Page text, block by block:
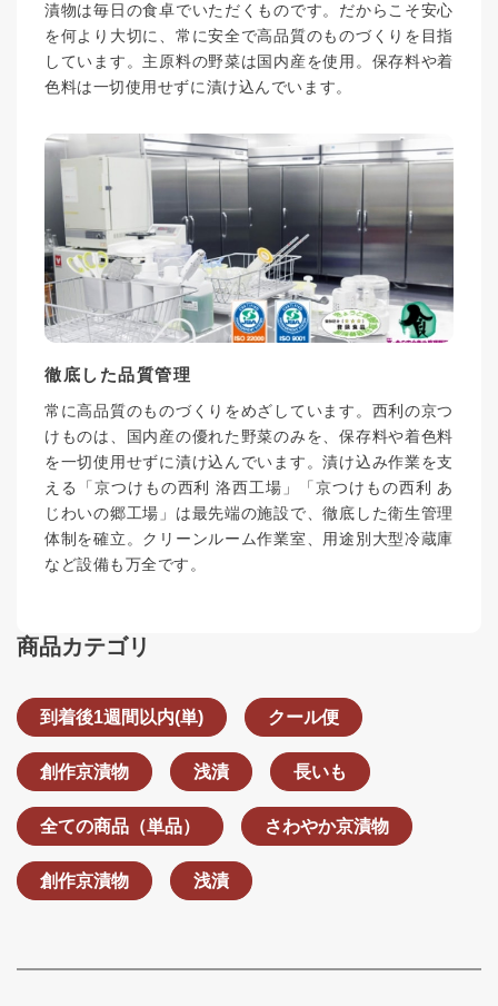
漬物は毎日の食卓でいただくものです。だからこそ安心
を何より大切に、常に安全で高品質のものづくりを目指
しています。主原料の野菜は国内産を使用。保存料や着
色料は一切使用せずに漬け込んでいます。
徹底した品質管理
常に高品質のものづくりをめざしています。西利の京つ
けものは、国内産の優れた野菜のみを、保存料や着色料
を一切使用せずに漬け込んでいます。漬け込み作業を支
える「京つけもの西利 洛西工場」「京つけもの西利 あ
じわいの郷工場」は最先端の施設で、徹底した衛生管理
体制を確立。クリーンルーム作業室、用途別大型冷蔵庫
など設備も万全です。
商品カテゴリ
到着後1週間以内(単) クール便
創作京漬物 浅漬 長いも
全ての商品（単品） さわやか京漬物
創作京漬物 浅漬